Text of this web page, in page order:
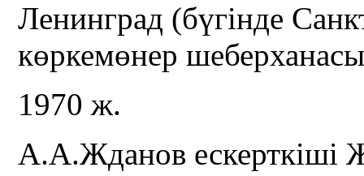
Ленинград (бүгінде
көркемөнер
1970 ж.
А.А.Жданов